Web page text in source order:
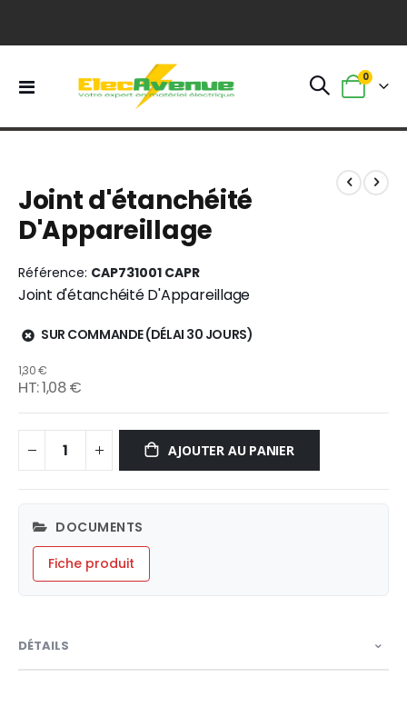
Basculer
Panier
0
the
end
of
images
gallery
the
beginning
of
images
gallery
Joint d'étanchéité
D'Appareillage
Référence CAP731001 CAPR
Joint d'étanchéité D'Appareillage
SUR COMMANDE (DÉLAI 30 JOURS)
1,30 €
1,08 €
AJOUTER AU PANIER
DOCUMENTS
Fiche produit
DÉTAILS